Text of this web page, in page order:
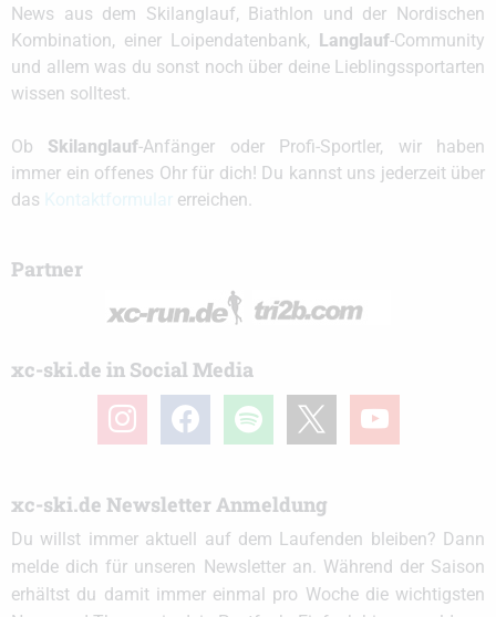
News aus dem Skilanglauf, Biathlon und der Nordischen
Kombination, einer Loipendatenbank,
Langlauf-Community
und allem was du sonst noch über deine Lieblingssportarten
wissen solltest.
Ob Skilanglauf-Anfänger oder Profi-Sportler, wir haben
immer ein offenes Ohr für dich! Du kannst uns jederzeit über
das
erreichen.
Partner
xc-ski.de in Social Media
instagramfacebook spotify youtube
xc-ski.de Newsletter Anmeldung
Du willst immer aktuell auf dem Laufenden bleiben? Dann
melde dich für unseren Newsletter an. Während der Saison
erhältst du damit immer einmal pro Woche die wichtigsten